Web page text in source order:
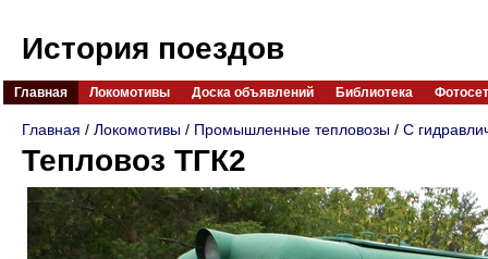
История поездов
Главная Локомотивы Доска объявлений Библиотека
Главная / Локомотивы / Промышленные тепловозы / С
Тепловоз ТГК2